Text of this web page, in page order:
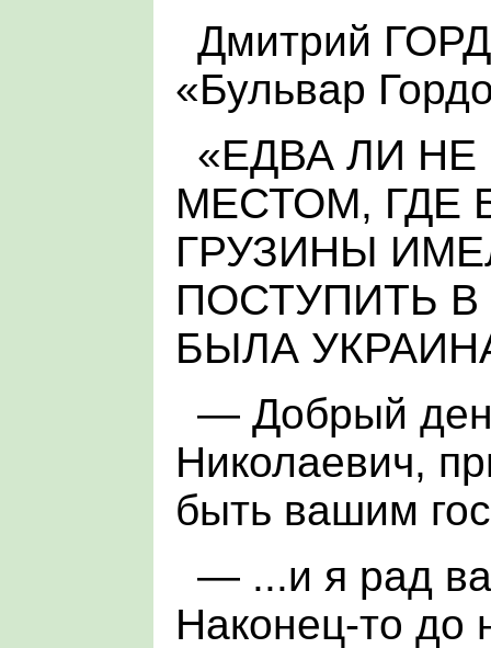
Дмитрий
«Бульвар
«ЕДВА ЛИ
МЕСТОМ, ГДЕ
ГРУЗИНЫ
ПОСТУПИТЬ В
БЫЛА
— Добрый
Николаевич,
быть вашим
— ...и я рад
Наконец-то до